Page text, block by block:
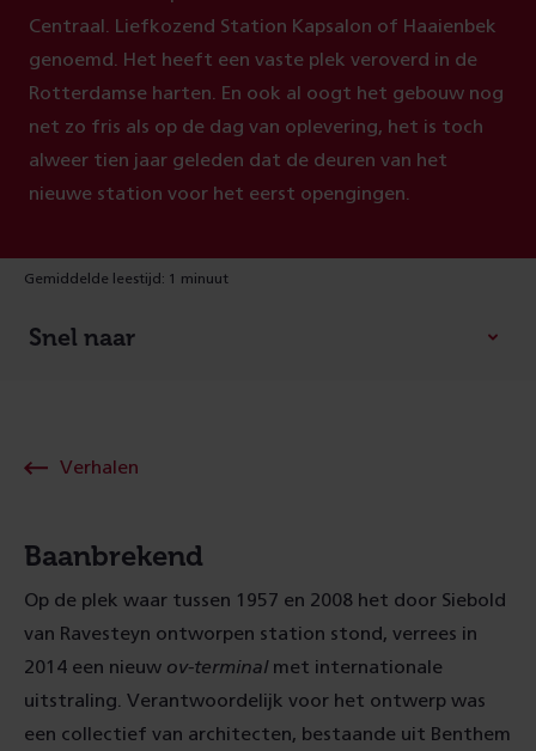
Centraal. Liefkozend Station Kapsalon of Haaienbek
genoemd. Het heeft een vaste plek veroverd in de
Rotterdamse harten. En ook al oogt het gebouw nog
net zo fris als op de dag van oplevering, het is toch
alweer tien jaar geleden dat de deuren van het
nieuwe station voor het eerst opengingen.
Gemiddelde leestijd: 1 minuut
Snel naar
Verhalen
Baanbrekend
Op de plek waar tussen 1957 en 2008 het door Siebold
van Ravesteyn ontworpen station stond, verrees in
2014 een nieuw ov-terminalmet internationale
uitstraling. Verantwoordelijk voor het ontwerp was
een collectief van architecten, bestaande uit Benthem